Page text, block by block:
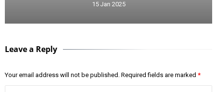
15 Jan 2025
Leave a Reply
Your email address will not be published. Required fields are marked *